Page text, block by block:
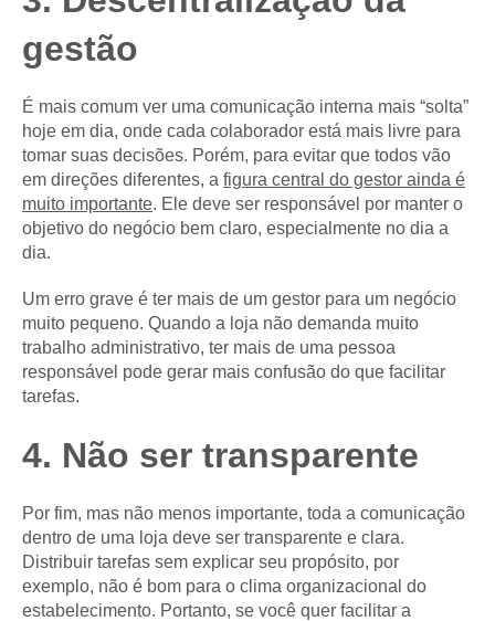
gestão
É mais comum ver uma comunicação interna mais “solta”
hoje em dia, onde cada colaborador está mais livre para
tomar suas decisões. Porém, para evitar que todos vão
em direções diferentes, a figura central do gestor ainda é
muito importante. Ele deve ser responsável por manter o
objetivo do negócio bem claro, especialmente no dia a
dia.
Um erro grave é ter mais de um gestor para um negócio
muito pequeno. Quando a loja não demanda muito
trabalho administrativo, ter mais de uma pessoa
responsável pode gerar mais confusão do que facilitar
tarefas.
4. Não ser transparente
Por fim, mas não menos importante, toda a comunicação
dentro de uma loja deve ser transparente e clara.
Distribuir tarefas sem explicar seu propósito, por
exemplo, não é bom para o clima organizacional do
estabelecimento. Portanto, se você quer facilitar a